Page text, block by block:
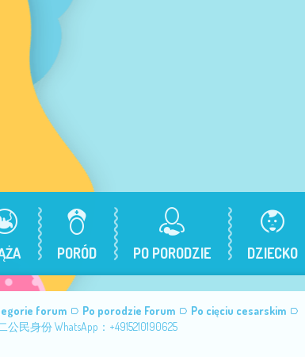
PORÓD PO PORODZIE DZIECKO
forum Po porodzie Forum
Po cięciu cesarskim
民身份 WhatsApp：+4915210190625